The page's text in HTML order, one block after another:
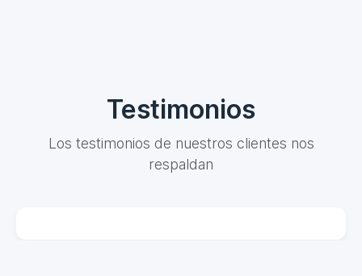
Testimonios
Los testimonios de nuestros clientes nos
respaldan